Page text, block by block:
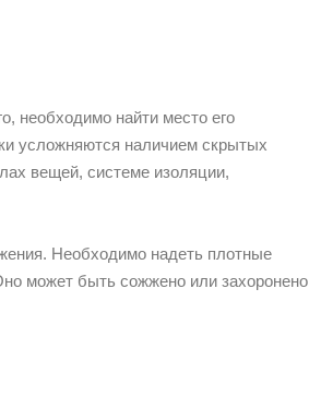
необходимо найти место его
усложняются наличием скрытых
вещей, системе изоляции,
Необходимо надеть плотные
может быть сожжено или захоронено